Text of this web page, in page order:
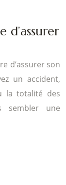
d’assurer
d’assurer son
un accident,
la totalité des
sembler une